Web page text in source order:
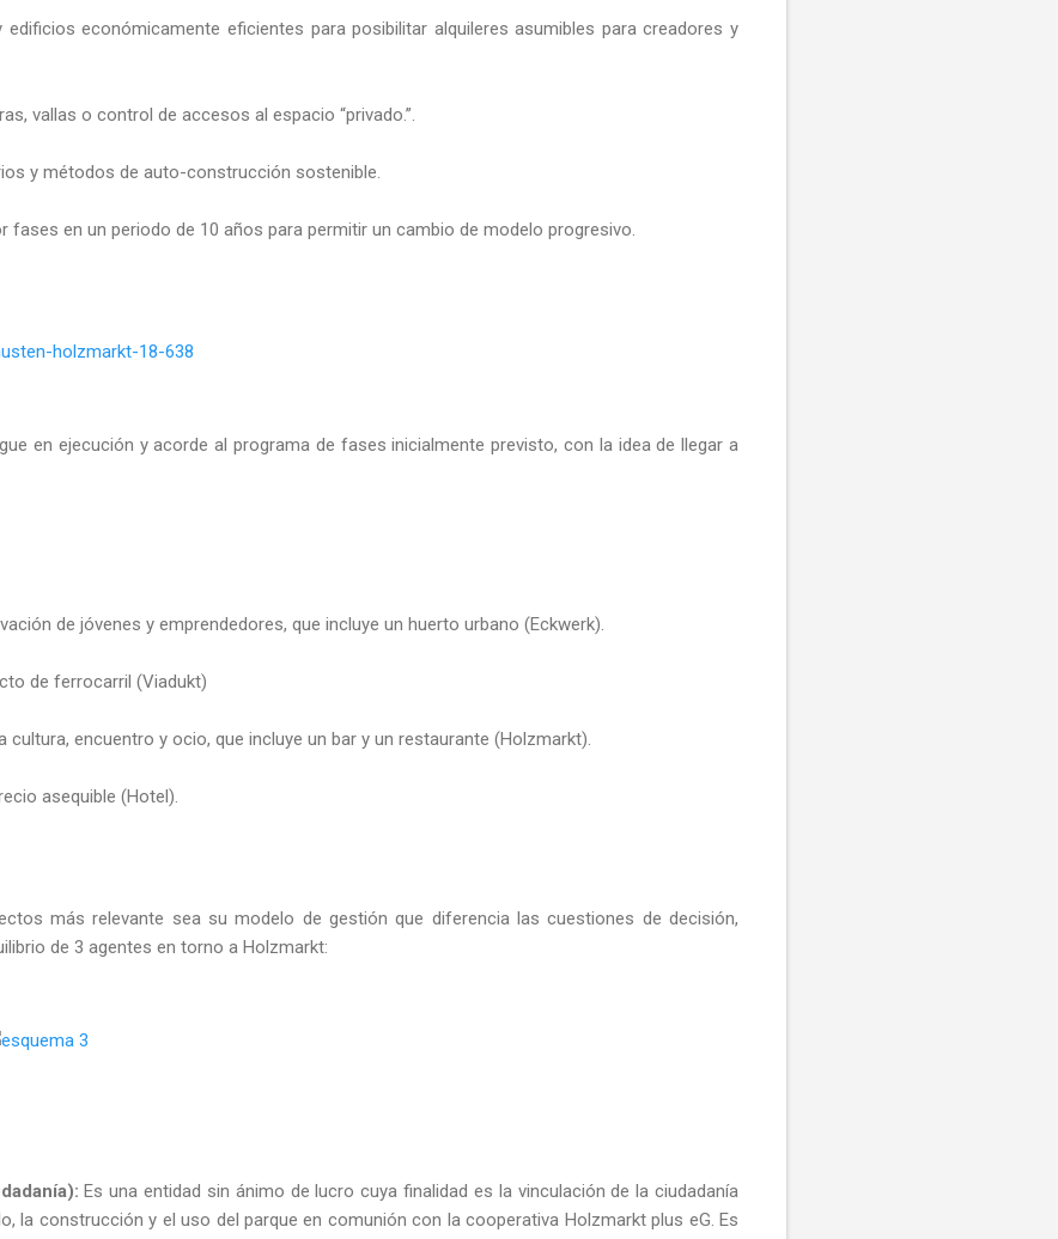
económicamente eficientes para posibilitar alquileres asumibles para creadores y
vallas o control de accesos al espacio “privado.”.
y métodos de auto-construcción sostenible.
fases en un periodo de 10 años para permitir un cambio de modelo progresivo.
en ejecución y acorde al programa de fases inicialmente previsto, con la idea de llegar a
de jóvenes y emprendedores, que incluye un huerto urbano (Eckwerk).
de ferrocarril (Viadukt)
cultura, encuentro y ocio, que incluye un bar y un restaurante (Holzmarkt).
asequible (Hotel).
más relevante sea su modelo de gestión que diferencia las cuestiones de decisión,
de 3 agentes en torno a Holzmarkt:
Es una entidad sin ánimo de lucro cuya finalidad es la vinculación de la ciudadanía
la construcción y el uso del parque en comunión con la cooperativa Holzmarkt plus eG. Es